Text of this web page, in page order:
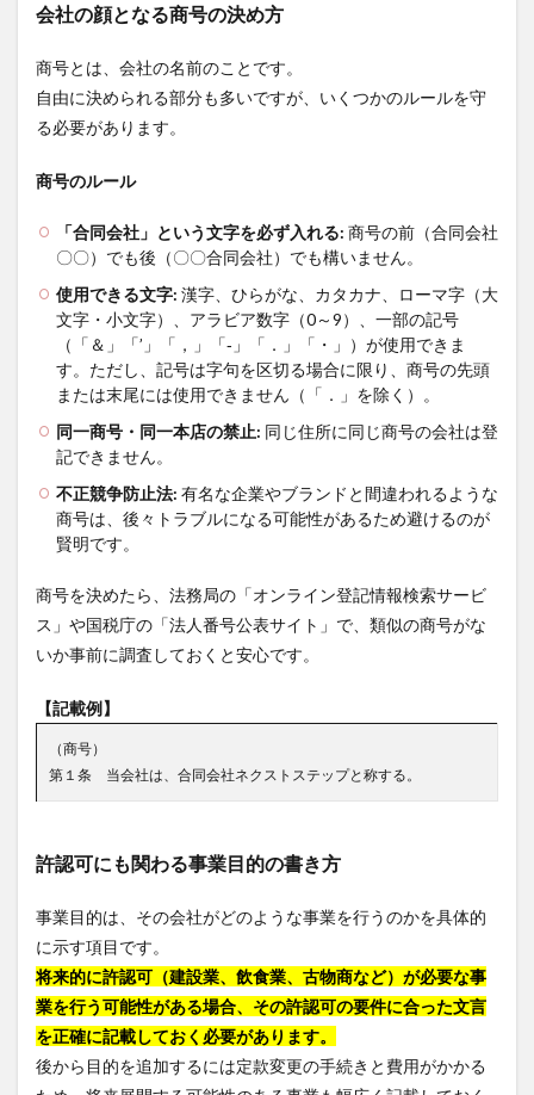
会社の顔となる商号の決め方
商号とは、会社の名前のことです。
自由に決められる部分も多いですが、いくつかのルールを守
る必要があります。
商号のルール
「合同会社」という文字を必ず入れる: 商号の前（合同会社
〇〇）でも後（〇〇合同会社）でも構いません。
使用できる文字: 漢字、ひらがな、カタカナ、ローマ字（大
文字・小文字）、アラビア数字（0～9）、一部の記号
（「＆」「’」「，」「‐」「．」「・」）が使用できま
す。ただし、記号は字句を区切る場合に限り、商号の先頭
または末尾には使用できません（「．」を除く）。
同一商号・同一本店の禁止: 同じ住所に同じ商号の会社は登
記できません。
不正競争防止法: 有名な企業やブランドと間違われるような
商号は、後々トラブルになる可能性があるため避けるのが
賢明です。
商号を決めたら、法務局の「オンライン登記情報検索サービ
ス」や国税庁の「法人番号公表サイト」で、類似の商号がな
いか事前に調査しておくと安心です。
【記載例】
（商号）
第１条 当会社は、合同会社ネクストステップと称する。
許認可にも関わる事業目的の書き方
事業目的は、その会社がどのような事業を行うのかを具体的
に示す項目です。
将来的に許認可（建設業、飲食業、古物商など）が必要な事
業を行う可能性がある場合、その許認可の要件に合った文言
を正確に記載しておく必要があります。
後から目的を追加するには定款変更の手続きと費用がかかる